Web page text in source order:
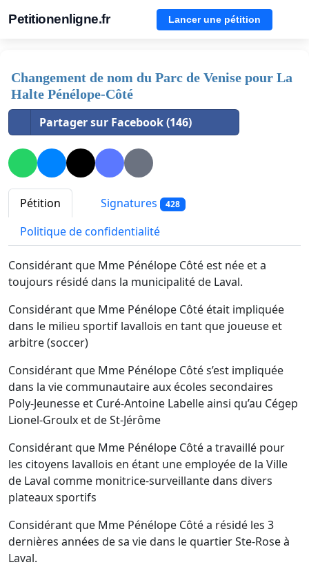
Petitionenligne.fr Lancer une pétition
Changement de nom du Parc de Venise pour La
Halte Pénélope-Côté
Partager sur Facebook (146)
Pétition Signatures 428
Politique de confidentialité
Considérant que Mme Pénélope Côté est née et a
toujours résidé dans la municipalité de Laval.
Considérant que Mme Pénélope Côté était impliquée
dans le milieu sportif lavallois en tant que joueuse et
arbitre (soccer)
Considérant que Mme Pénélope Côté s’est impliquée
dans la vie communautaire aux écoles secondaires
Poly-Jeunesse et Curé-Antoine Labelle ainsi qu’au Cégep
Lionel-Groulx et de St-Jérôme
Considérant que Mme Pénélope Côté a travaillé pour
les citoyens lavallois en étant une employée de la Ville
de Laval comme monitrice-surveillante dans divers
plateaux sportifs
Considérant que Mme Pénélope Côté a résidé les 3
dernières années de sa vie dans le quartier Ste-Rose à
Laval.